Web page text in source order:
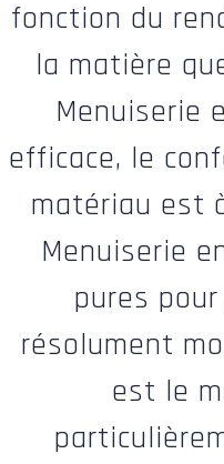
fonction du
la matière
Menuiserie
efficace, le
matériau est
Menuiserie
pures
résolument
est le